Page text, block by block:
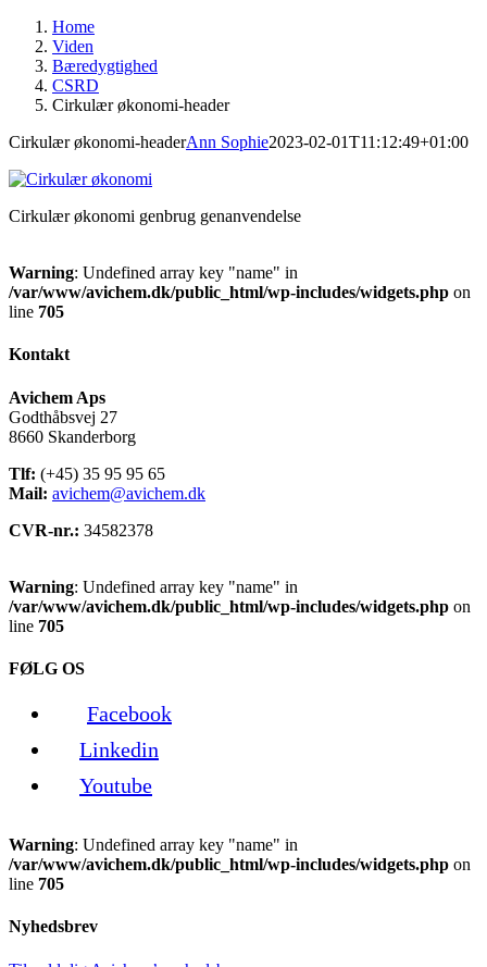
Home
Viden
Bæredygtighed
CSRD
Cirkulær økonomi-header
Cirkulær økonomi-headerAnn Sophie2023-02-01T11:12:49+01:00
Cirkulær økonomi genbrug genanvendelse
Warning: Undefined array key "name" in
/var/www/avichem.dk/public_html/wp-includes/widgets.php on
line 705
Kontakt
Avichem Aps
Godthåbsvej 27
8660 Skanderborg
Tlf: (+45) 35 95 95 65
Mail: avichem@avichem.dk
CVR-nr.: 34582378
Warning: Undefined array key "name" in
/var/www/avichem.dk/public_html/wp-includes/widgets.php on
line 705
FØLG OS
Facebook
Linkedin
Youtube
Warning: Undefined array key "name" in
/var/www/avichem.dk/public_html/wp-includes/widgets.php on
line 705
Nyhedsbrev